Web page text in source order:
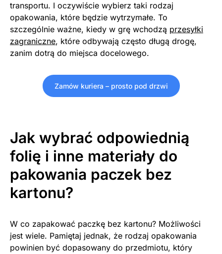
transportu. I oczywiście wybierz taki rodzaj
opakowania, które będzie wytrzymałe. To
szczególnie ważne, kiedy w grę wchodzą przesyłki
zagraniczne, które odbywają często długą drogę,
zanim dotrą do miejsca docelowego.
Zamów kuriera – prosto pod drzwi
Jak wybrać odpowiednią
folię i inne materiały do
pakowania paczek bez
kartonu?
W co zapakować paczkę bez kartonu? Możliwości
jest wiele. Pamiętaj jednak, że rodzaj opakowania
powinien być dopasowany do przedmiotu, który